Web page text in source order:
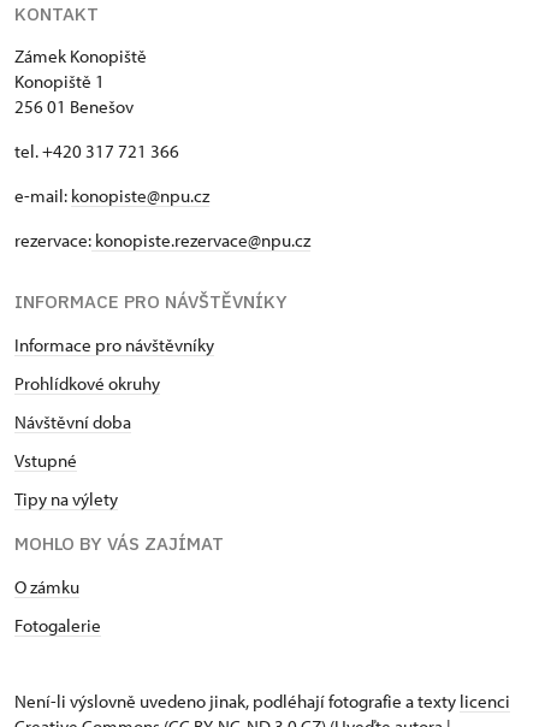
KONTAKT
Zámek Konopiště
Konopiště 1
256 01 Benešov
tel. +420 317 721 366
e-mail: konopiste@npu.cz
rezervace: konopiste.rezervace@npu.cz
INFORMACE PRO NÁVŠTĚVNÍKY
Informace pro návštěvníky
Prohlídkové okruhy
Návštěvní doba
Vstupné
Tipy na výlety
MOHLO BY VÁS ZAJÍMAT
O zámku
Fotogalerie
Není-li výslovně uvedeno jinak, podléhají fotografie a texty licenci